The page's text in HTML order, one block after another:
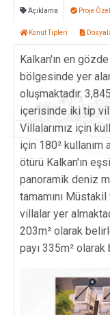
Açıklama Proje
Konut Tipleri
Kalkan'ın en
bölgesinde yer
oluşmaktadır.
içerisinde iki tip
Villalarımız için
için 180² kullanım
ötürü Kalkan'ın
panoramik deniz
tamamını
villalar yer
203m² olarak
payı 335m²